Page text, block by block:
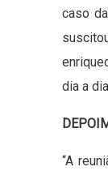
caso
dia a
“A